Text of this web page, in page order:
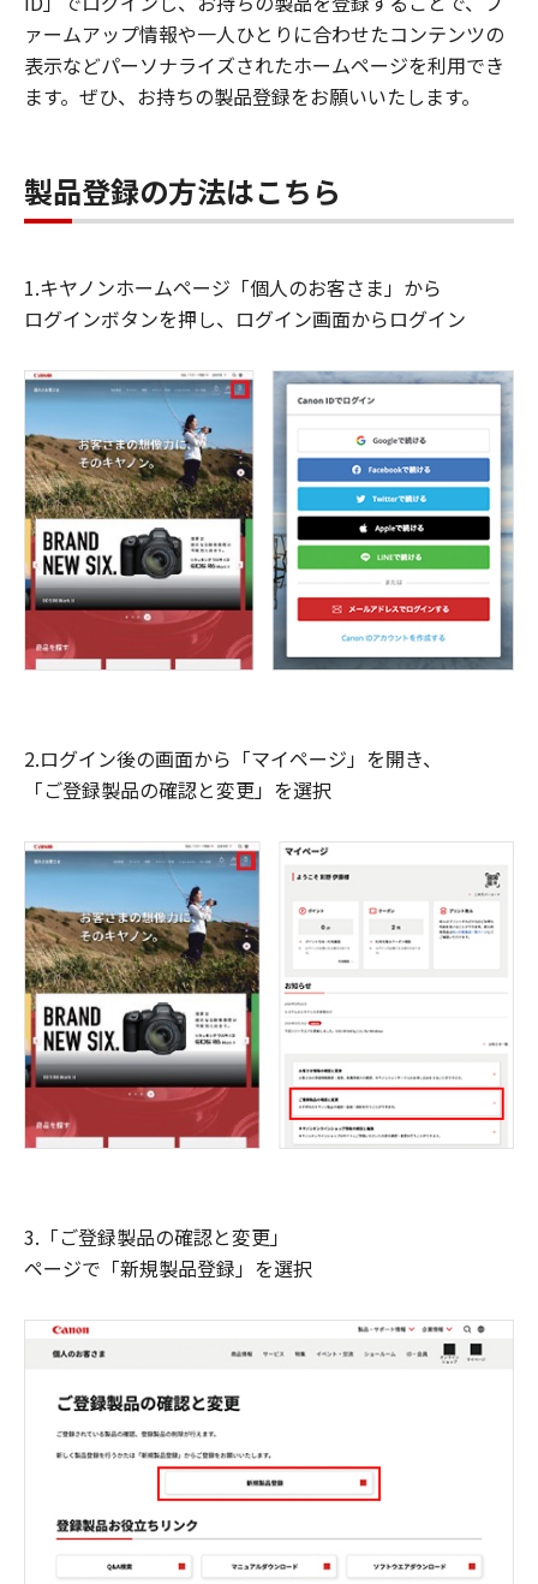
ァームアップ情報や一人ひとりに合わせたコンテンツの
表示などパーソナライズされたホームページを利用でき
ます。ぜひ、お持ちの製品登録をお願いいたします。
製品登録の方法はこちら
1.キヤノンホームページ「個人のお客さま」から
ログインボタンを押し、ログイン画面からログイン
2.ログイン後の画面から「マイページ」を開き、
「ご登録製品の確認と変更」を選択
3.「ご登録製品の確認と変更」
ページで「新規製品登録」を選択